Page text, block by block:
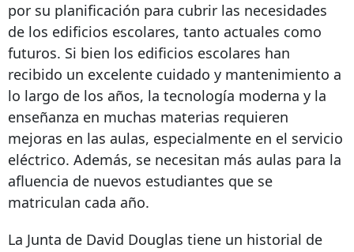
por su planificación para cubrir las necesidades
de los edificios escolares, tanto actuales como
futuros. Si bien los edificios escolares han
recibido un excelente cuidado y mantenimiento a
lo largo de los años, la tecnología moderna y la
enseñanza en muchas materias requieren
mejoras en las aulas, especialmente en el servicio
eléctrico. Además, se necesitan más aulas para la
afluencia de nuevos estudiantes que se
matriculan cada año.
La Junta de David Douglas tiene un historial de